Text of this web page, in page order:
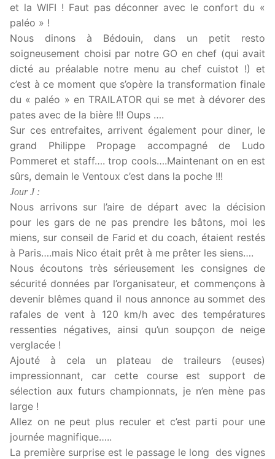
et la WIFI ! Faut pas déconner avec le confort du «
paléo » !
Nous dinons à Bédouin, dans un petit resto
soigneusement choisi par notre GO en chef (qui avait
dicté au préalable notre menu au chef cuistot !) et
c’est à ce moment que s’opère la transformation finale
du « paléo » en TRAILATOR qui se met à dévorer des
pates avec de la bière !!! Oups ….
Sur ces entrefaites, arrivent également pour diner, le
grand Philippe Propage accompagné de Ludo
Pommeret et staff…. trop cools….Maintenant on en est
sûrs, demain le Ventoux c’est dans la poche !!!
Jour J :
Nous arrivons sur l’aire de départ avec la décision
pour les gars de ne pas prendre les bâtons, moi les
miens, sur conseil de Farid et du coach, étaient restés
à Paris….mais Nico était prêt à me prêter les siens….
Nous écoutons très sérieusement les consignes de
sécurité données par l’organisateur, et commençons à
devenir blêmes quand il nous annonce au sommet des
rafales de vent à 120 km/h avec des températures
ressenties négatives, ainsi qu’un soupçon de neige
verglacée !
Ajouté à cela un plateau de traileurs (euses)
impressionnant, car cette course est support de
sélection aux futurs championnats, je n’en mène pas
large !
Allez on ne peut plus reculer et c’est parti pour une
journée magnifique…..
La première surprise est le passage le long des vignes